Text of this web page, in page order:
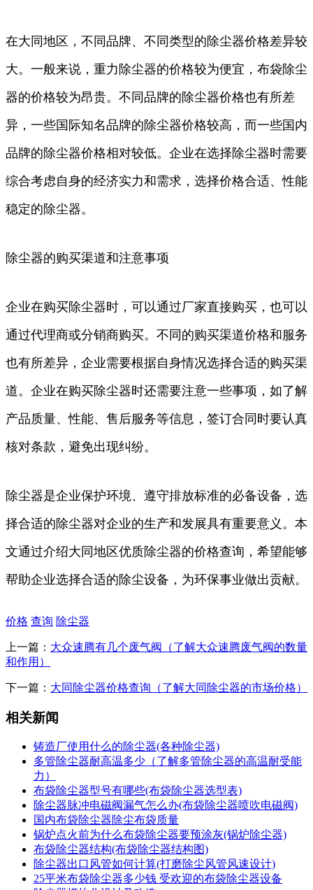
在大同地区，不同品牌、不同类型的除尘器价格差异较
大。一般来说，重力除尘器的价格较为便宜，布袋除尘
器的价格较为昂贵。不同品牌的除尘器价格也有所差
异，一些国际知名品牌的除尘器价格较高，而一些国内
品牌的除尘器价格相对较低。企业在选择除尘器时需要
综合考虑自身的经济实力和需求，选择价格合适、性能
稳定的除尘器。
除尘器的购买渠道和注意事项
企业在购买除尘器时，可以通过厂家直接购买，也可以
通过代理商或分销商购买。不同的购买渠道价格和服务
也有所差异，企业需要根据自身情况选择合适的购买渠
道。企业在购买除尘器时还需要注意一些事项，如了解
产品质量、性能、售后服务等信息，签订合同时要认真
核对条款，避免出现纠纷。
除尘器是企业保护环境、遵守排放标准的必备设备，选
择合适的除尘器对企业的生产和发展具有重要意义。本
文通过介绍大同地区优质除尘器的价格查询，希望能够
帮助企业选择合适的除尘设备，为环保事业做出贡献。
价格 查询 除尘器
上一篇： 大众速腾有几个废气阀（了解大众速腾废气阀的数量
和作用）
下一篇： 大同除尘器价格查询（了解大同除尘器的市场价格）
相关新闻
铸造厂使用什么的除尘器(各种除尘器)
多管除尘器耐高温多少（了解多管除尘器的高温耐受能
力）
布袋除尘器型号有哪些(布袋除尘器选型表)
除尘器脉冲电磁阀漏气怎么办(布袋除尘器喷吹电磁阀)
国内布袋除尘器除尘布袋质量
锅炉点火前为什么布袋除尘器要预涂灰(锅炉除尘器)
布袋除尘器结构(布袋除尘器结构图)
除尘器出口风管如何计算(打磨除尘风管风速设计)
25平米布袋除尘器多少钱 受欢迎的布袋除尘器设备